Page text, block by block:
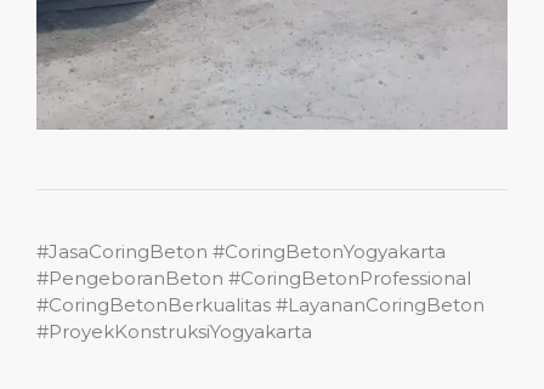
#JasaCoringBeton #CoringBetonYogyakarta
#PengeboranBeton #CoringBetonProfessional
#CoringBetonBerkualitas #LayananCoringBeton
#ProyekKonstruksiYogyakarta